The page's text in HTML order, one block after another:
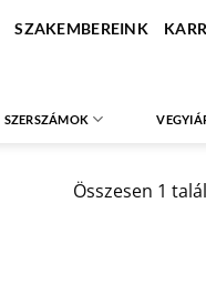
SZAKEMBEREINK
SZERSZÁMOK
Összesen 1